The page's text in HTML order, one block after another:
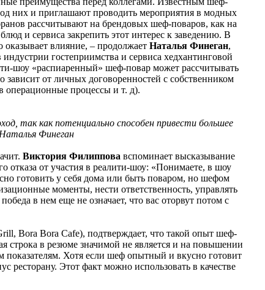
них и приглашают проводить мероприятия в модных
рассчитывают на брендовых шеф-поваров, как на
и сервиса закрепить этот интерес к заведению. В
влияние, – продолжает Наталья Финеган,
гостеприимства и сервиса хедхантинговой
шоу «распиаренный» шеф-повар может рассчитывать
от личных договоренностей с собственником
операционные процессы и т. д).
так как потенциально способен привести большее
Финеган
Виктория Филиппова вспоминает высказывание
отказа от участия в реалити-шоу: «Понимаете, в шоу
готовить у себя дома или быть поваром, но шефом
моменты, нести ответственность, управлять
в нем еще не означает, что вас оторвут потом с
Bora Bora Cafe), подтверждает, что такой опыт шеф-
строка в резюме значимой не является и на повышении
Хотя если шеф опытный и вкусно готовит
ресторану. Этот факт можно использовать в качестве